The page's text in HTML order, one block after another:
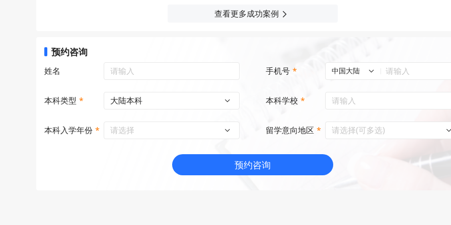
查看更多成功案例
预约咨询
姓名 手机号 * 中国大陆
本科类型 * 大陆本科 本科学校 *
本科入学年份 * 请选择 留学意向地区 * 请选择(可多选)
预约咨询